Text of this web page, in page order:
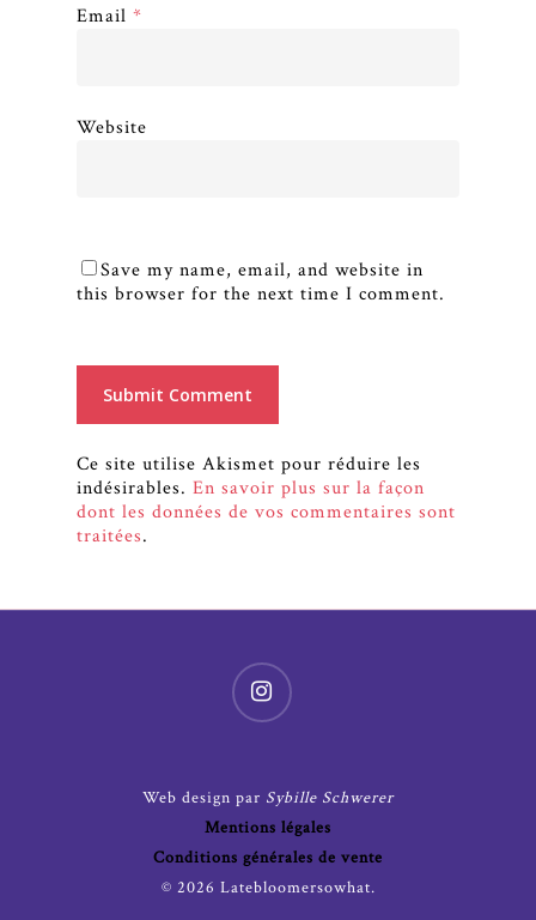
Email *
Website
Save my name, email, and website in
this browser for the next time I comment.
Ce site utilise Akismet pour réduire les
indésirables. En savoir plus sur la façon
dont les données de vos commentaires sont
traitées.
Web design par Sybille Schwerer
Mentions légales
Conditions générales de vente
© 2026 Latebloomersowhat.